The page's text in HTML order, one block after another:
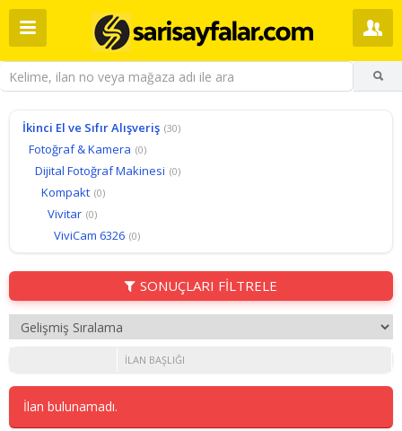
İkinci El ve Sıfır Alışveriş (30)
Fotoğraf & Kamera (0)
Dijital Fotoğraf Makinesi (0)
Kompakt (0)
Vivitar (0)
ViviCam 6326 (0)
SONUÇLARI FİLTRELE
İLAN BAŞLIĞI
İlan bulunamadı.